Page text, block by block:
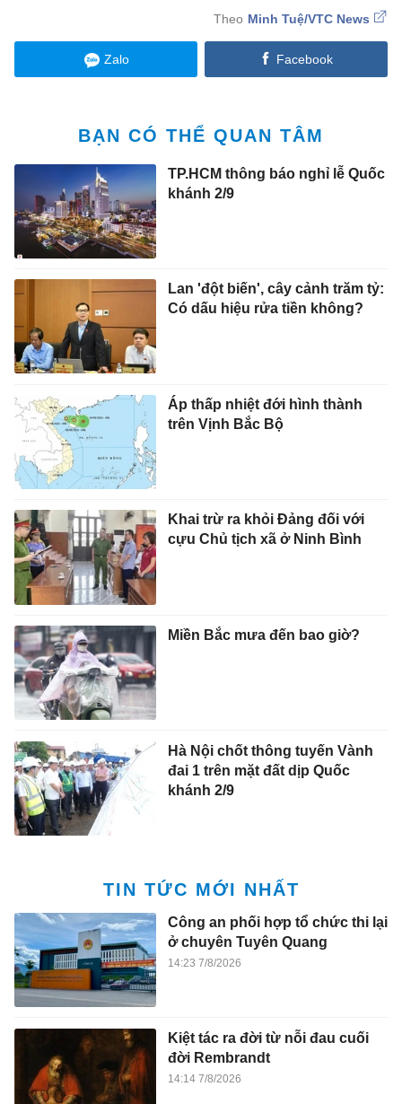
Minh Tuệ/VTC News
Zalo Facebook
BẠN CÓ THỂ QUAN TÂM
TP.HCM thông báo nghỉ lễ Quốc
khánh 2/9
Lan 'đột biến', cây cảnh trăm tỷ:
Có dấu hiệu rửa tiền không?
Áp thấp nhiệt đới hình thành
trên Vịnh Bắc Bộ
Khai trừ ra khỏi Đảng đối với
cựu Chủ tịch xã ở Ninh Bình
Miền Bắc mưa đến bao giờ?
Hà Nội chốt thông tuyến Vành
đai 1 trên mặt đất dịp Quốc
khánh 2/9
TIN TỨC MỚI NHẤT
Công an phối hợp tổ chức thi lại
ở chuyên Tuyên Quang
14:23 7/8/2026
Kiệt tác ra đời từ nỗi đau cuối
đời Rembrandt
14:14 7/8/2026